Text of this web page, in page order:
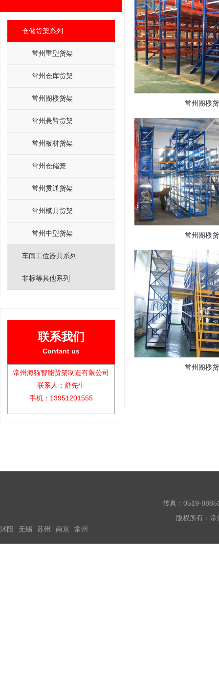
仓储货架系列
常州重型货架
常州仓库货架
常州阁楼货架
常州悬臂货架
常州板材货架
常州仓储笼
常州贯通货架
常州模具货架
常州中型货架
车间工位器具系列
非标等其他系列
联系我们
Contant us
常州海猫智能货架制造有限公司
联系人：舒先生
手机：13951201555
常州阁楼
常州阁楼
常州阁楼
传真：0519-
版权所有：
沭阳
无锡 苏州 南京 常州